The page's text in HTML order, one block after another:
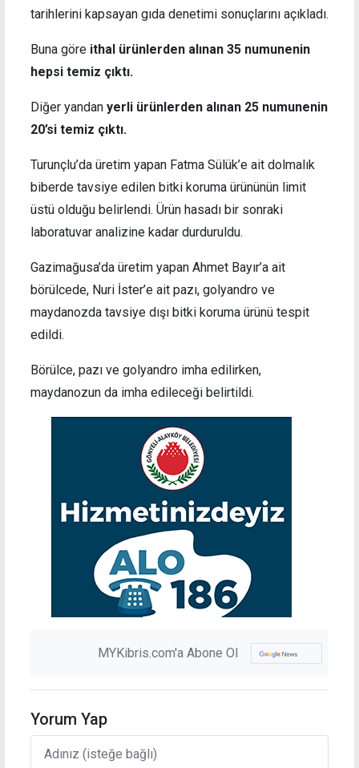
tarihlerini kapsayan gıda denetimi sonuçlarını açıkladı.
Buna göre ithal ürünlerden alınan 35 numunenin
hepsi temiz çıktı.
Diğer yandan yerli ürünlerden alınan 25 numunenin
20’si temiz çıktı.
Turunçlu’da üretim yapan Fatma Sülük’e ait dolmalık
biberde tavsiye edilen bitki koruma ürününün limit
üstü olduğu belirlendi. Ürün hasadı bir sonraki
laboratuvar analizine kadar durduruldu.
Gazimağusa’da üretim yapan Ahmet Bayır’a ait
börülcede, Nuri İster’e ait pazı, golyandro ve
maydanozda tavsiye dışı bitki koruma ürünü tespit
edildi.
Börülce, pazı ve golyandro imha edilirken,
maydanozun da imha edileceği belirtildi.
MYKibris.com'a Abone Ol
Yorum Yap